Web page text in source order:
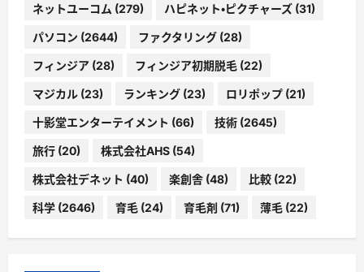
ネットユーコム (279) ハピネット・ピクチャーズ (31)
パソコン (2644) ファクタリング (28)
フィンジア (28) フィンジア初期脱毛 (22)
マジカル (23) ランキング (23) ロリポップ (21)
十影堂エンターテイメント (66) 技術 (2645)
旅行 (20) 株式会社AHS (54)
株式会社デネット (40) 楽創舎 (48) 比較 (22)
科学 (2646) 育毛 (24) 育毛剤 (71) 薄毛 (22)